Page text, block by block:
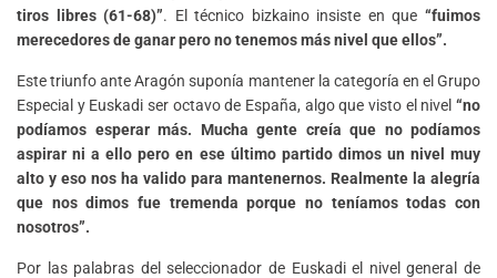
tiros libres (61-68)”. El técnico bizkaino insiste en que“fuimos
merecedores de ganar pero no tenemos más nivel que ellos”.
Este triunfo ante Aragón suponía mantener la categoría en el Grupo
Especial y Euskadi ser octavo de España, algo que visto el nivel “no
podíamos esperar más. Mucha gente creía que no podíamos
aspirar ni a ello pero en ese último partido dimos un nivel muy
alto y eso nos ha valido para mantenernos. Realmente la alegría
que nos dimos fue tremenda porque no teníamos todas con
nosotros”.
Por las palabras del seleccionador de Euskadi el nivel general de